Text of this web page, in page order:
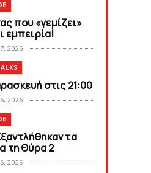
που «γεμίζει»
εμπειρία!
2026
στις 21:00
2026
τα
τη Θύρα 2
2026